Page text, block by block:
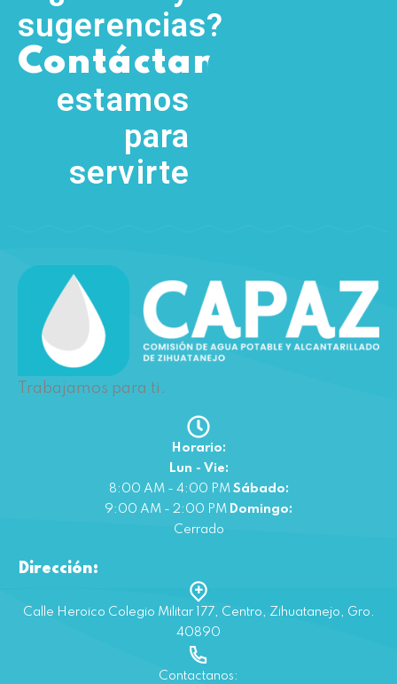
sugerencias?
Contáctanos
estamos
para
servirte
Trabajamos para ti.
Horario:
Lun - Vie:
8:00 AM - 4:00 PM Sábado:
9:00 AM - 2:00 PM Domingo:
Cerrado
Dirección:
Calle Heroico Colegio Militar 177, Centro, Zihuatanejo, Gro.
40890
Contactanos: